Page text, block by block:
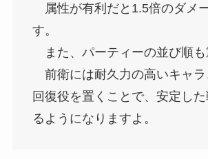
属性が有利だと1.5倍のダメ
す。
また、パーティーの並び順も
前衛には耐久力の高いキャラ
回復役を置くことで、安定し
るようになりますよ。